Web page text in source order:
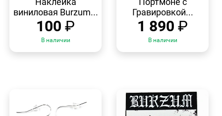
виниловая Burzum...
100 ₽
В наличии
Гравировкой...
1 890 ₽
В наличии